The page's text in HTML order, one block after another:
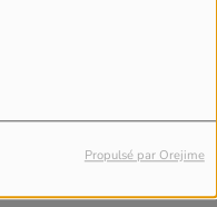
Propulsé par Orejime